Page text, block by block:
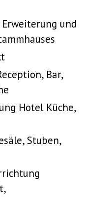
und
Bar,
Hotel Küche,
Stuben,